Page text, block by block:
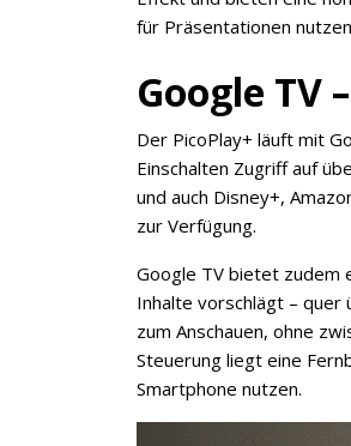
für Präsentationen
Google
Der PicoPlay+ läuft mit
Einschalten Zugriff auf
und auch Disney+,
zur Verfügung.
Google TV bietet zudem
Inhalte vorschlägt – quer
zum Anschauen, ohne
Steuerung liegt eine
Smartphone nutzen.